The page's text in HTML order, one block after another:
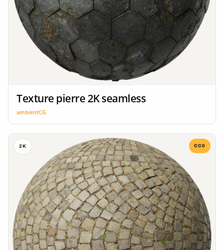
Texture pierre 2K seamless
ambientCG
2K CC0